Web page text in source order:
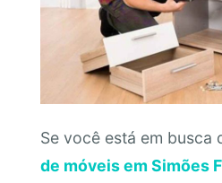
Se você está em busca
de móveis em Simões